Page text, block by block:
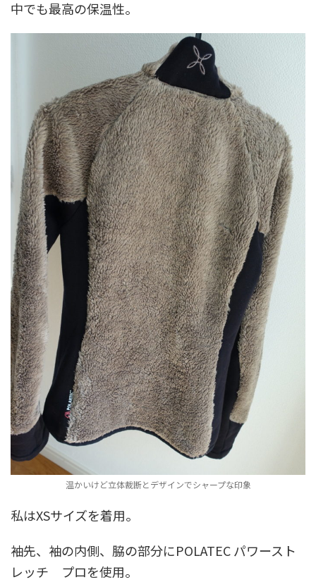
中でも最高の保温性。
温かいけど立体裁断とデザインでシャープな印象
私はXSサイズを着用。
袖先、袖の内側、脇の部分にPOLATEC パワースト
レッチ プロを使用。